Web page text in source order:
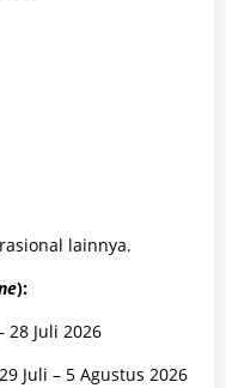
lainnya.
):
28 Juli 2026
29 Juli – 5 Agustus 2026